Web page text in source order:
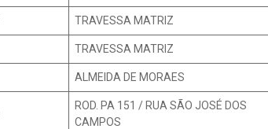
TRAVESSA MATRIZ
TRAVESSA MATRIZ
ALMEIDA DE MORAES
ROD. PA 151 / RUA SÃO JOSÉ DOS
CAMPOS